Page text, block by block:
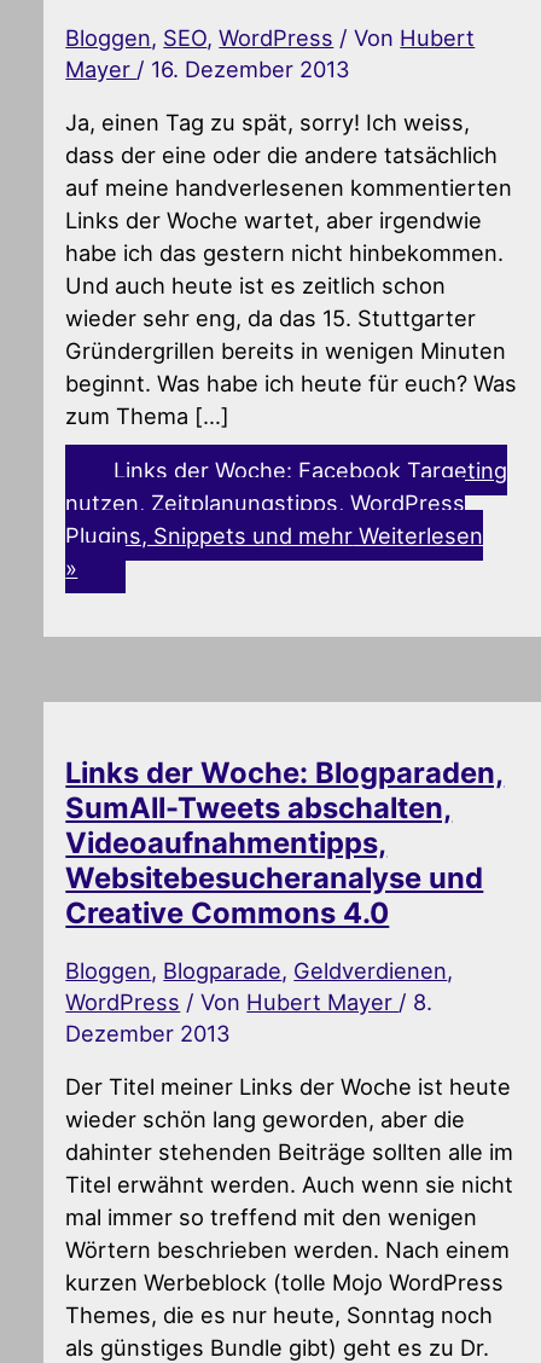
Bloggen, SEO,WordPress / Von Hubert
Mayer / 16. Dezember 2013
Ja, einen Tag zu spät, sorry! Ich weiss,
dass der eine oder die andere tatsächlich
auf meine handverlesenen kommentierten
Links der Woche wartet, aber irgendwie
habe ich das gestern nicht hinbekommen.
Und auch heute ist es zeitlich schon
wieder sehr eng, da das 15. Stuttgarter
Gründergrillen bereits in wenigen Minuten
beginnt. Was habe ich heute für euch? Was
zum Thema […]
Links der Woche: Facebook Targeting
nutzen, Zeitplanungstipps, WordPress
Plugins, Snippets und mehr Weiterlesen
»
Links der Woche: Blogparaden,
SumAll-Tweets abschalten,
Videoaufnahmentipps,
Websitebesucheranalyse und
Creative Commons 4.0
Bloggen, Blogparade, Geldverdienen,
WordPress / Von Hubert Mayer / 8.
Dezember 2013
Der Titel meiner Links der Woche ist heute
wieder schön lang geworden, aber die
dahinter stehenden Beiträge sollten alle im
Titel erwähnt werden. Auch wenn sie nicht
mal immer so treffend mit den wenigen
Wörtern beschrieben werden. Nach einem
kurzen Werbeblock (tolle Mojo WordPress
Themes, die es nur heute, Sonntag noch
als günstiges Bundle gibt) geht es zu Dr.